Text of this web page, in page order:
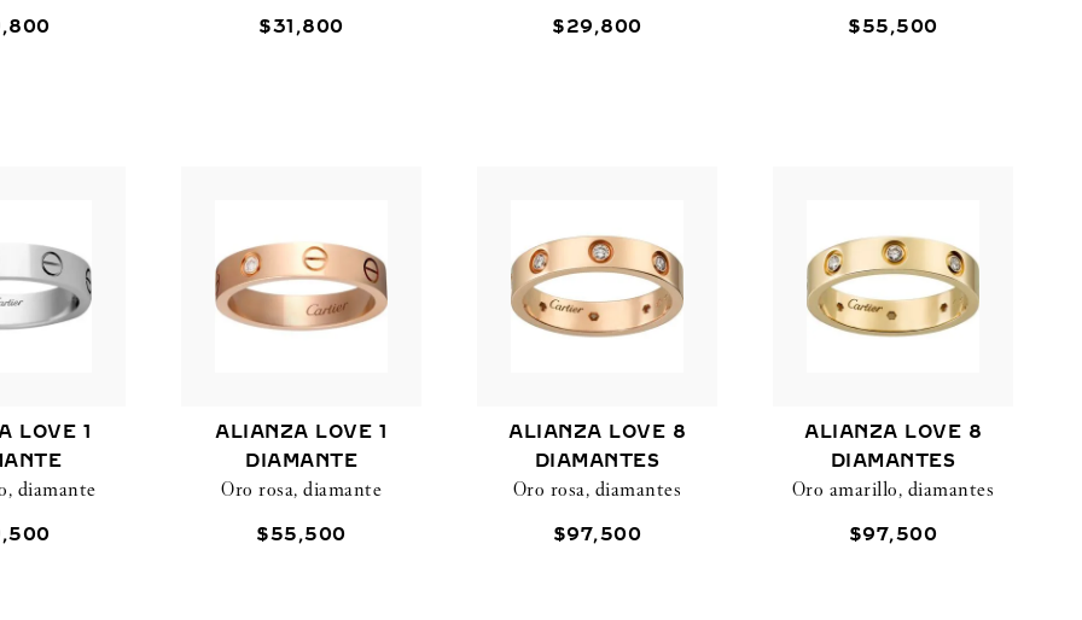
,800 $31 ,800 $29,800 $55,500
LOVE 1
diamante
,500
ALIANZA LOVE 1
DIAMANTE
Oro rosa, diamante
$55,500
ALIANZA LOVE 8
DIAMANTES
Oro rosa, diamantes
$97,500
ALIANZA LOVE 8
DIAMANTES
Oro amarillo, diamantes
$97,500